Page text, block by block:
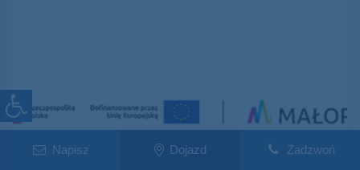
Napisz Dojazd Zadzwoń